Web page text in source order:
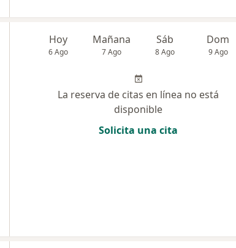
Hoy
6 Ago
Mañana
7 Ago
Sáb
8 Ago
Dom
9 Ago
La reserva de citas en línea no está
disponible
Solicita una cita